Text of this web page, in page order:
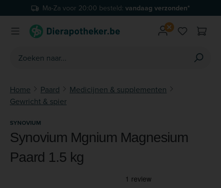
Ga naar de hoofdinhoudMa-Za voor 20:00 besteld: vandaag verzonden*
Je hebt
Home Paard
Medicijnen & supplementen
Gewricht & spier
SYNOVIUM
Synovium Mgnium Magnesium
Paard 1.5 kg